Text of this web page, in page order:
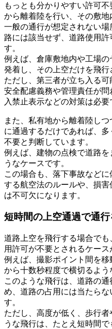
もっとも分かりやすい許可
から離着陸を行い、その敷地
一般の通行が想定されない
路には該当せず、道路使用
す。
例えば、倉庫敷地内や工場
発着し、その上空だけを飛行
ただし、第三者が立ち入る
安全配慮義務や管理責任が
入禁止表示などの対策は必要
また、私有地から離着陸し
に通過するだけであれば、
不要と判断しています。
例えば、建物の点検で道路
うなケースです。
この場合も、落下事故など
する航空法のルールや、損
は不可欠になります。
短時間の上空通過で通
道路上空を飛行する場合で
用許可が不要とされるケース
例えば、撮影ポイント間を
から十数秒程度で横切るよう
このような飛行は、道路の
め、道路の占用には当たら
す。
ただし、高度が低く、歩行
うな飛行は、たとえ短時間